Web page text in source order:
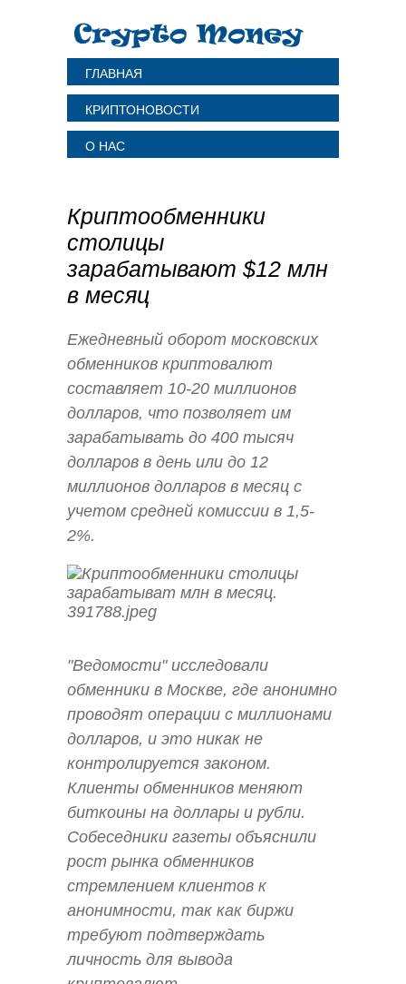
ГЛАВНАЯ
КРИПТОНОВОСТИ
О НАС
Криптообменники
столицы
зарабатывают $12 млн
в месяц
Ежедневный оборот московских
обменников криптовалют
составляет 10-20 миллионов
долларов, что позволяет им
зарабатывать до 400 тысяч
долларов в день или до 12
миллионов долларов в месяц с
учетом средней комиссии в 1,5-
2%.
"Ведомости" исследовали
обменники в Москве, где анонимно
проводят операции с миллионами
долларов, и это никак не
контролируется законом.
Клиенты обменников меняют
биткоины на доллары и рубли.
Собеседники газеты объяснили
рост рынка обменников
стремлением клиентов к
анонимности, так как биржи
требуют подтверждать
личность для вывода